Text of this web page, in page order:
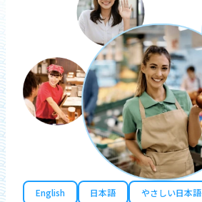
English 日本語 やさしい日本語